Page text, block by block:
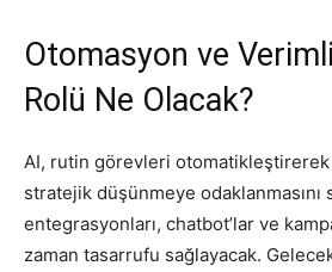
Otomasyon ve
Rolü Ne Olacak?
AI, rutin görevleri otomatikleştirerek
stratejik düşünmeye odaklanmasını
entegrasyonları, chatbot’lar ve
zaman tasarrufu sağlayacak.